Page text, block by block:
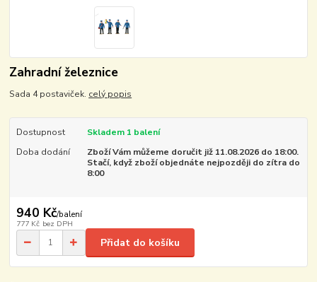
Zahradní železnice
Sada 4 postaviček. celý popis
Dostupnost
Skladem 1 balení
Doba dodání
Zboží Vám můžeme doručit již 11.08.2026 do 18:00.
Stačí, když zboží objednáte nejpozději do zítra do
8:00
940 Kč/balení
777 Kč bez DPH
Přidat do košíku